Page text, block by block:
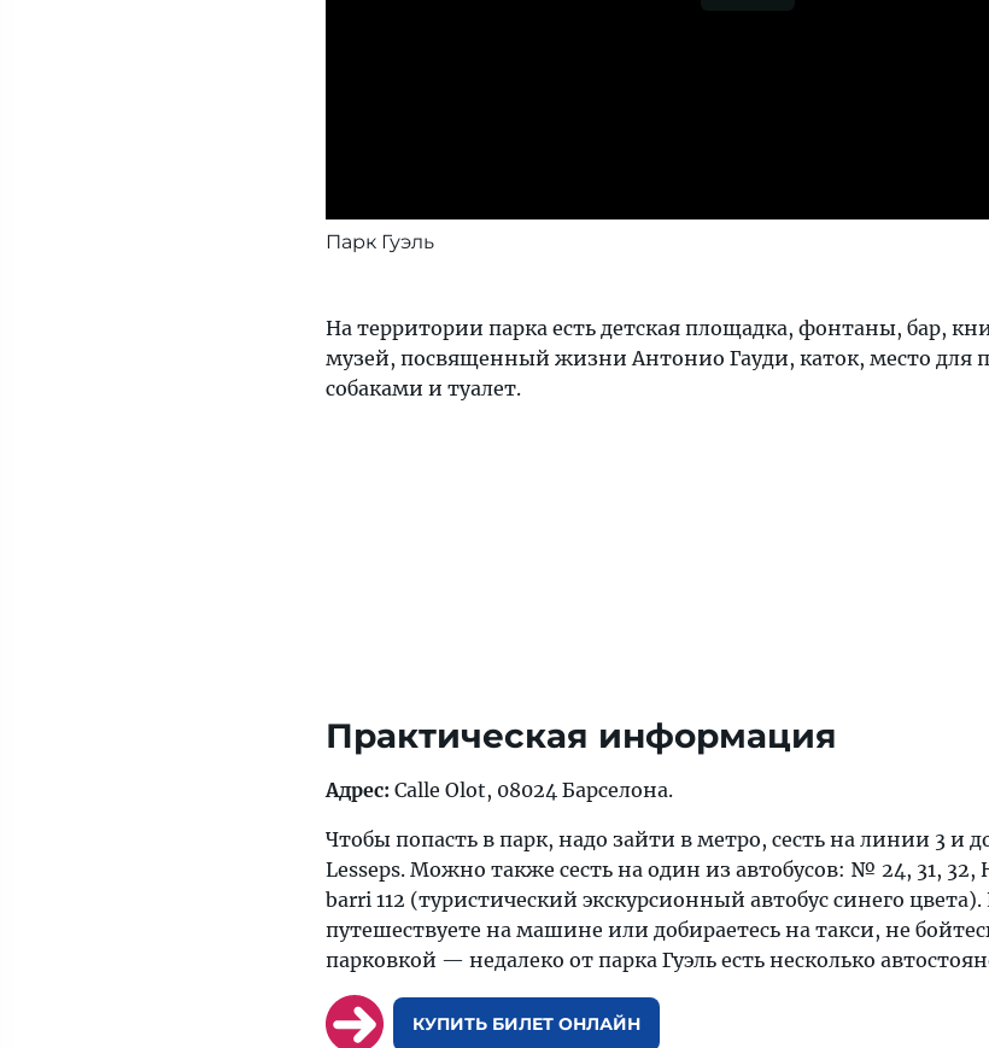
Парк Гуэль
На территории парка есть детская площадка, фонтаны, бар,
музей, посвященный жизни Антонио Гауди, каток, место для
собаками и туалет.
Практическая информация
Адрес: Calle Olot, 08024 Барселона.
Чтобы попасть в парк, надо зайти в метро, сесть на линии 3 и
Lesseps. Можно также сесть на один из автобусов: № 24, 31, 32,
barri 112 (туристический экскурсионный автобус синего
путешествуете на машине или добираетесь на такси, не
парковкой — недалеко от парка Гуэль есть несколько
КУПИТЬ БИЛЕТ ОНЛАЙН